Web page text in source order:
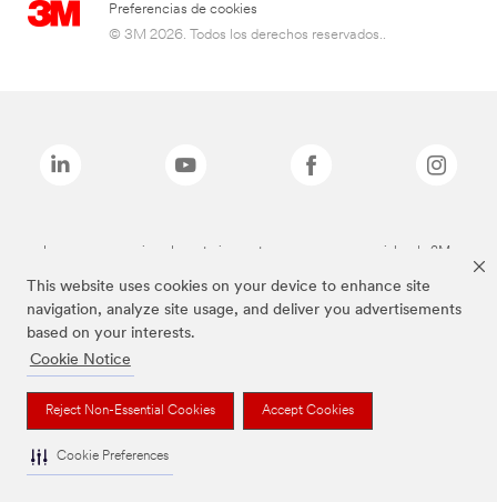
This website uses cookies on your device to enhance site
navigation, analyze site usage, and deliver you advertisements
based on your interests.
Cookie Notice
Reject Non-Essential Cookies Accept Cookies
Cookie Preferences
Preferencias de cookies
© 3M 2026. Todos los derechos reservados..
Las marcas mencionadas anteriormente son marcas comerciales de 3M.